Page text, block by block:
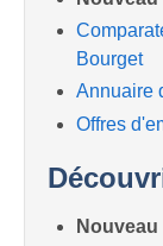
Bourget
Annuaire
Offres
Nouveau